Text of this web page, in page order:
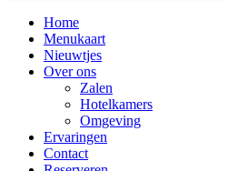
Home
Menukaart
Nieuwtjes
Over ons
Zalen
Hotelkamers
Omgeving
Ervaringen
Contact